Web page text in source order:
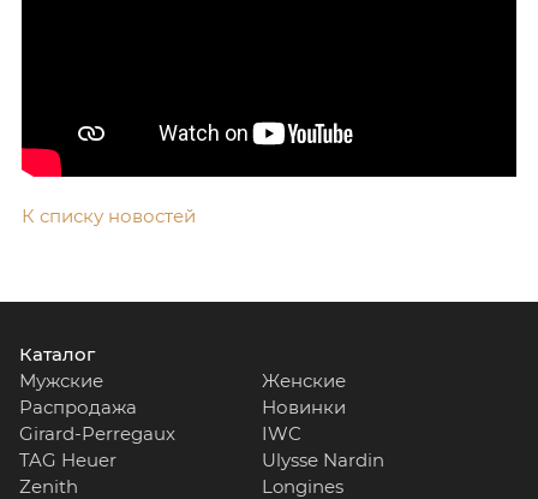
К списку новостей
Каталог
Мужские
Женские
Распродажа
Новинки
Girard-Perregaux
IWC
TAG Heuer
Ulysse Nardin
Zenith
Longines